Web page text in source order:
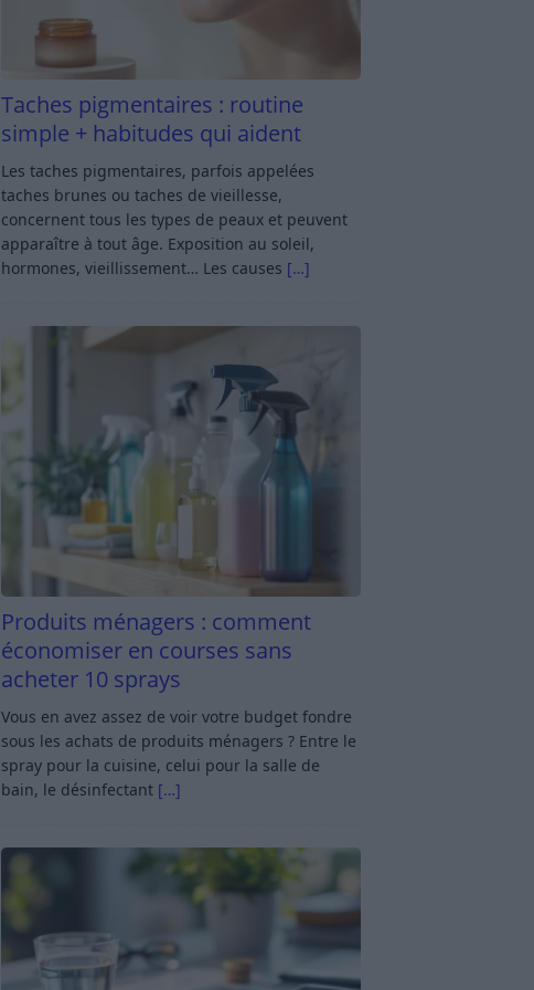
Taches pigmentaires : routine
simple + habitudes qui aident
Les taches pigmentaires, parfois appelées
taches brunes ou taches de vieillesse,
concernent tous les types de peaux et peuvent
apparaître à tout âge. Exposition au soleil,
hormones, vieillissement… Les causes […]
Produits ménagers : comment
économiser en courses sans
acheter 10 sprays
Vous en avez assez de voir votre budget fondre
sous les achats de produits ménagers ? Entre le
spray pour la cuisine, celui pour la salle de
bain, le désinfectant […]